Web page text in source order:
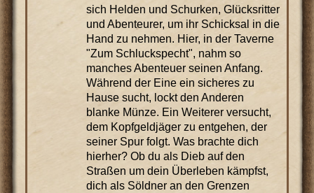
sich Helden und Schurken, Glücksritter
und Abenteurer, um ihr Schicksal in die
Hand zu nehmen. Hier, in der Taverne
"Zum Schluckspecht", nahm so
manches Abenteuer seinen Anfang.
Während der Eine ein sicheres zu
Hause sucht, lockt den Anderen
blanke Münze. Ein Weiterer versucht,
dem Kopfgeldjäger zu entgehen, der
seiner Spur folgt. Was brachte dich
hierher? Ob du als Dieb auf den
Straßen um dein Überleben kämpfst,
dich als Söldner an den Grenzen